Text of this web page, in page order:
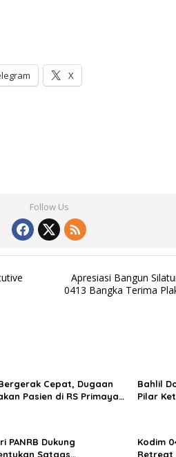
X
Follow Us
Apresiasi Bangun
0413 Bangka Terima
Cepat, Dugaan
Pasien di RS Primaya
Bahlil
Pilar
PANRB Dukung
Satgas
Kodim
Retreat